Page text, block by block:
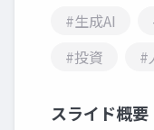
#生成AI
#投資
#
スライド概要